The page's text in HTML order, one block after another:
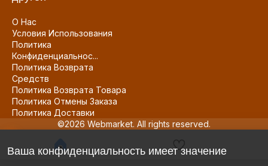
О Нас
Условия Использования
Политика
Конфиденциальнос...
Политика Возврата
Средств
Политика Возврата Товара
Политика Отмены Заказа
Политика Доставки
©2026 Webmarket. All rights reserved.
Ваша конфиденциальность имеет значение